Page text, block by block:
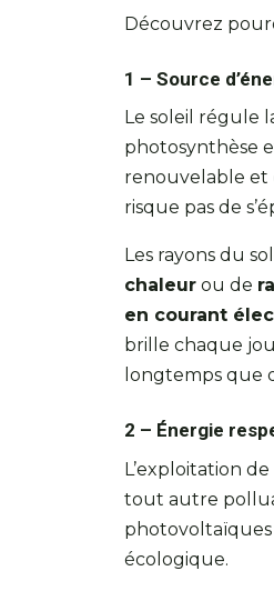
Découvrez
1 – Source
Le soleil régule
photosynthèse
renouvelable et
risque pas de
Les rayons du
chaleur ou de
en courant
brille chaque
longtemps que
2 – Énergie
L’exploitation de
tout autre
photovoltaïques
écologique.